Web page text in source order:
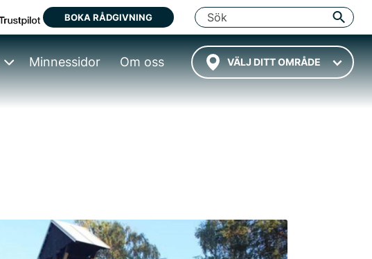
BOKA RÅDGIVNING
VÄLJ DITT OMRÅDE
Minnessidor Om oss